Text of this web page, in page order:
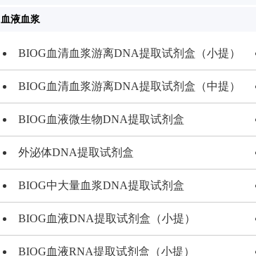
血液血浆
BIOG血清血浆游离DNA提取试剂盒（小提）
BIOG血清血浆游离DNA提取试剂盒（中提）
BIOG血液微生物DNA提取试剂盒
外泌体DNA提取试剂盒
BIOG中大量血浆DNA提取试剂盒
BIOG血液DNA提取试剂盒（小提）
BIOG血液RNA提取试剂盒（小提）